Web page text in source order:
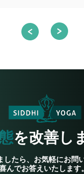
を改善し
したら、お気軽にお問
んでお答えいたします